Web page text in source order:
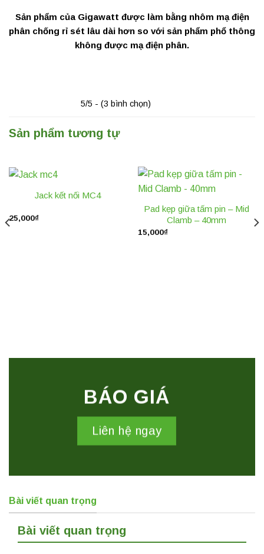
Sản phẩm của Gigawatt được làm bằng nhôm mạ điện
phân chống rỉ sét lâu dài hơn so với sản phẩm phổ thông
không được mạ điện phân.
5/5 - (3 bình chọn)
Sản phẩm tương tự
Jack kết nối MC4
25,000₫
Pad kẹp giữa tấm pin – Mid
Clamb – 40mm
15,000₫
BÁO GIÁ
Liên hệ ngay
Bài viết quan trọng
Bài viết quan trọng